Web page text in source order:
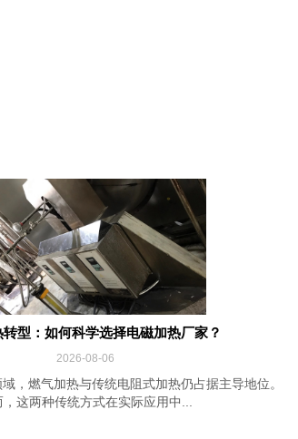
型：如何科学选择电磁加热厂家？
2026-08-06
，燃气加热与传统电阻式加热仍占据主导地位。
，这两种传统方式在实际应用中...